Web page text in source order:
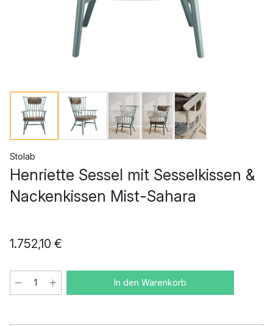
Stolab
Henriette Sessel mit Sesselkissen &
Nackenkissen Mist-Sahara
1.752,10 €
In den Warenkorb